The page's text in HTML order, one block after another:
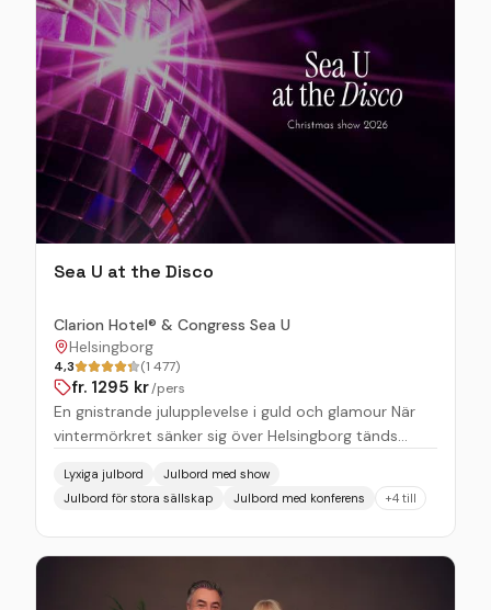
vanliga. Här möts traditionella julsmaker och
innovativa rätter i en välbalanserad meny där lokala
råvaror står i fokus. Det generösa dessertbordet
sätter en minnesvärd avslutning på kvällen och
bidrar till en helhetsupplevelse som uppskattas av
hela sällskapet. Med sitt unika läge vid vattnet
erbjuder hotellet en stämningsfull och representativ
miljö för företagsevent i Helsingborg. Med kapacitet
för upp till 300 gäster finns flexibla möjligheter för
både större julfester och mer exklusiva arrangemang
Sea U at the Disco
Clarion Hotel® & Congress Sea U
Helsingborg
4,3 (1 477)
fr. 1295 kr/pers
En gnistrande julupplevelse i guld och glamour När
vintermörkret sänker sig över Helsingborg tänds
musikens elektriska puls. Vi bjuder in till en exklusiv
julshow som hyllar tidernas odödliga hits som tar
oss till spegelbollar, guld och oslagbar energi. Från
scenen hörs de största hitsen från discovågens
glansdagar återupplivas. Vi bjuder på en musikalisk
resa där varje hit levereras med en elegans och puls
Lyxiga julbord
Julbord med show
Julbord för stora sällskap
Julbord med konferens +4 till